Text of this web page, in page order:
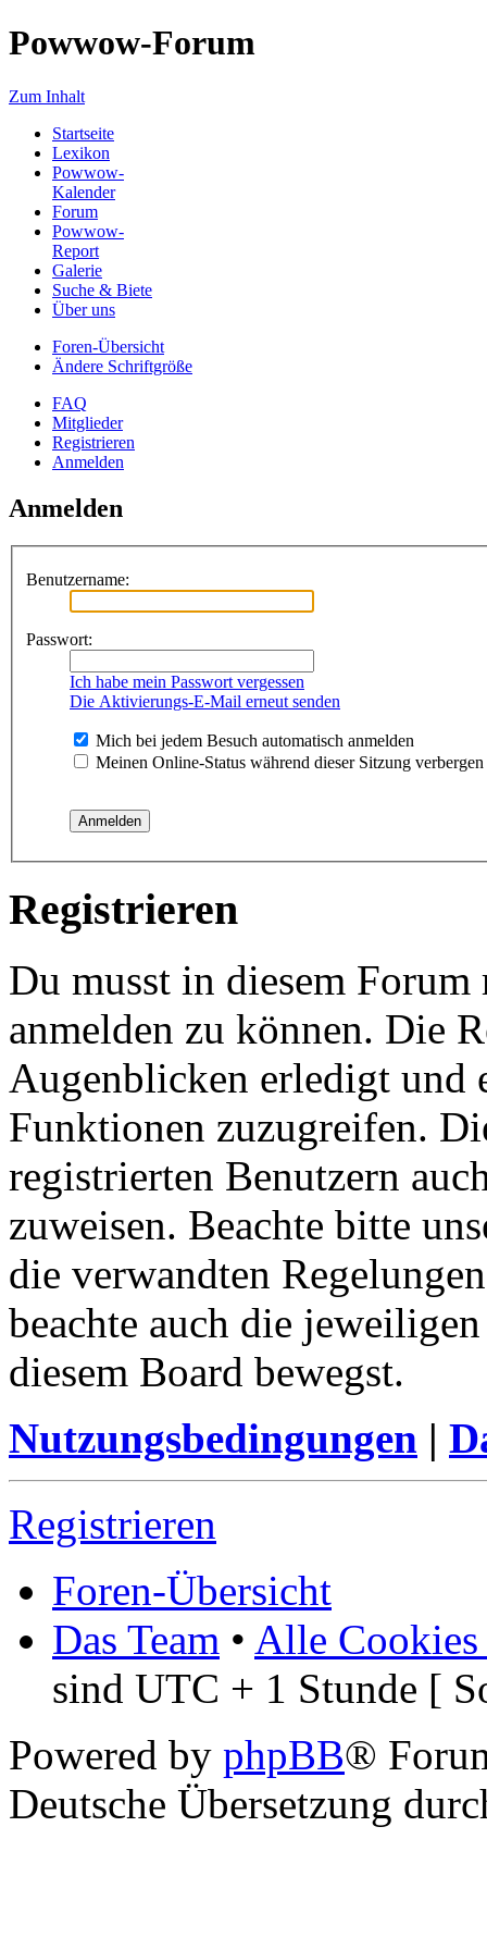
Powwow-Forum
Zum Inhalt
Startseite
Lexikon
Powwow-
Kalender
Forum
Powwow-
Report
Galerie
Suche & Biete
Über uns
Foren-Übersicht
Ändere Schriftgröße
FAQ
Mitglieder
Registrieren
Anmelden
Anmelden
Benutzername:
Passwort:
Ich habe mein Passwort vergessen
Die Aktivierungs-E-Mail erneut senden
Mich bei jedem Besuch automatisch anmelden
Meinen Online-Status während dieser Sitzung verbergen
Registrieren
Du musst in diesem
anmelden zu können. Die
Augenblicken erledigt und
Funktionen zuzugreifen.
registrierten Benutzern
zuweisen. Beachte bitte
die verwandten
beachte auch die
diesem Board bewegst.
Nutzungsbedingungen |
Registrieren
Foren-Übersicht
Das Team • Alle Cookies
sind UTC + 1 Stunde [
Powered by phpBB®
Deutsche Übersetzung